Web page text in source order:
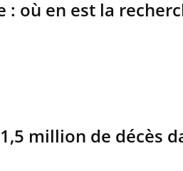
où en est la
million de décès